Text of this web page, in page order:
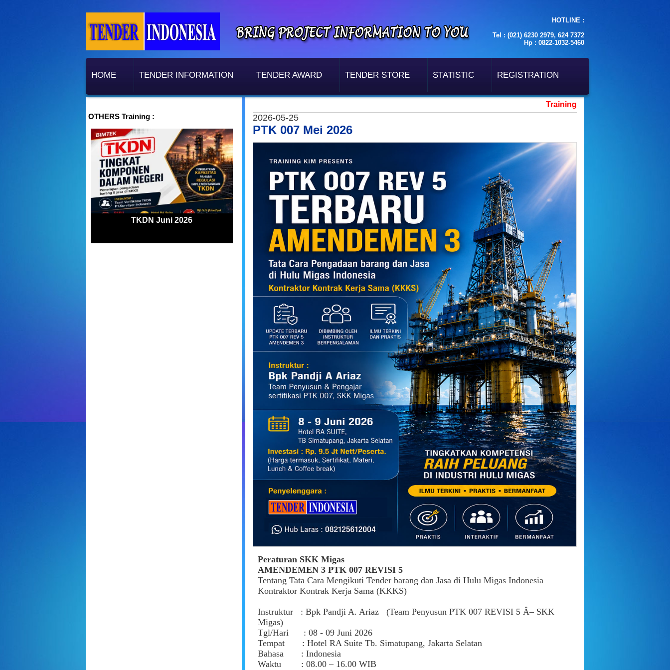
HOTLINE :
Tel : (021) 6230 2979, 624 7372
Hp : 0822-1032-5460
HOME TENDER INFORMATION TENDER AWARD TENDER STORE STATISTIC REGISTRATION
OTHERS Training :
TKDN Juni 2026
Training
2026-05-25
PTK 007 Mei 2026
Peraturan SKK Migas
AMENDEMEN 3 PTK 007 REVISI 5
Tentang Tata Cara Mengikuti Tender barang dan Jasa di Hulu Migas Indonesia
Kontraktor Kontrak Kerja Sama (KKKS)
Instruktur : Bpk Pandji A. Ariaz (Team Penyusun PTK 007 REVISI 5 Â– SKK
Migas)
Tgl/Hari : 08 - 09 Juni 2026
Tempat : Hotel RA Suite Tb. Simatupang, Jakarta Selatan
Bahasa : Indonesia
Waktu : 08.00 – 16.00 WIB